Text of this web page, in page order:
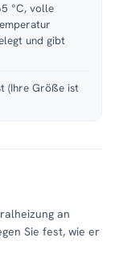
°C, volle
und gibt
(Ihre Größe ist
an
Sie fest, wie er